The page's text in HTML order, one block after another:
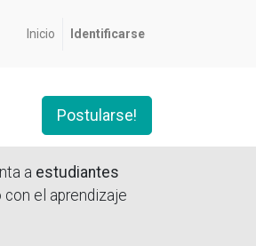
Inicio Identificarse
Postularse!
a estudiantes
el aprendizaje